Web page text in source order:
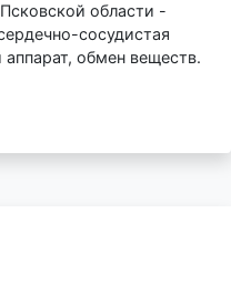
области -
сосудистая
обмен веществ.